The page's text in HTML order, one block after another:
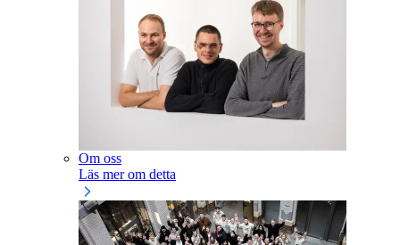
Om oss
Läs mer om detta